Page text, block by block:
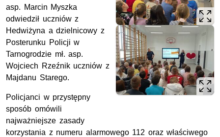
asp. Marcin Myszka
odwiedził uczniów z
Hedwiżyna a dzielnicowy z
Posterunku Policji w
Tarnogrodzie mł. asp.
Wojciech Rzeźnik uczniów z
Majdanu Starego.
Policjanci w przystępny
sposób omówili
najważniejsze zasady
korzystania z numeru alarmowego 112 oraz właściwego